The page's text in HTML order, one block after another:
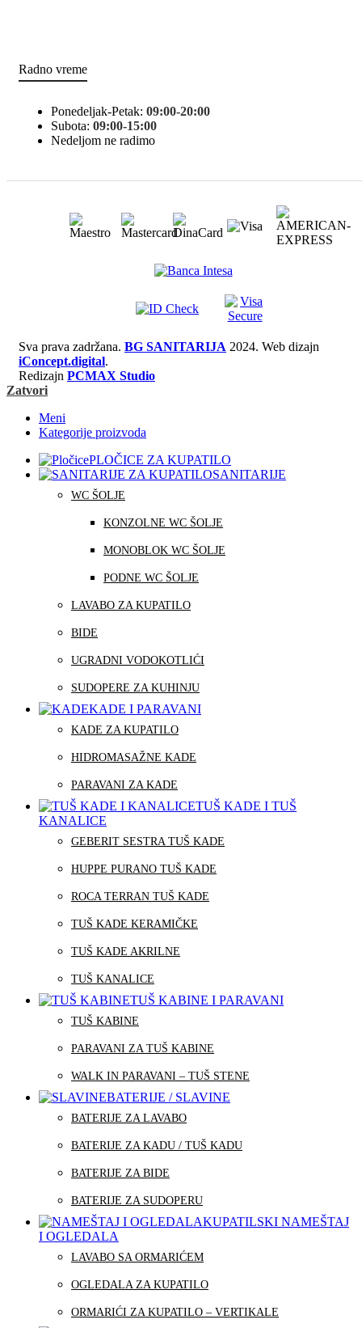
Radno vreme
Ponedeljak-Petak: 09:00-20:00
Subota: 09:00-15:00
Nedeljom ne radimo
Sva prava zadržana. BG SANITARIJA 2024. Web dizajn
iConcept.digital.
Redizajn PCMAX Studio
Zatvori
Meni
Kategorije proizvoda
PLOČICE ZA KUPATILO
SANITARIJE
WC ŠOLJE
KONZOLNE WC ŠOLJE
MONOBLOK WC ŠOLJE
PODNE WC ŠOLJE
LAVABO ZA KUPATILO
BIDE
UGRADNI VODOKOTLIĆI
SUDOPERE ZA KUHINJU
KADE I PARAVANI
KADE ZA KUPATILO
HIDROMASAŽNE KADE
PARAVANI ZA KADE
TUŠ KADE I TUŠ
KANALICE
GEBERIT SESTRA TUŠ KADE
HUPPE PURANO TUŠ KADE
ROCA TERRAN TUŠ KADE
TUŠ KADE KERAMIČKE
TUŠ KADE AKRILNE
TUŠ KANALICE
TUŠ KABINE I PARAVANI
TUŠ KABINE
PARAVANI ZA TUŠ KABINE
WALK IN PARAVANI – TUŠ STENE
BATERIJE / SLAVINE
BATERIJE ZA LAVABO
BATERIJE ZA KADU / TUŠ KADU
BATERIJE ZA BIDE
BATERIJE ZA SUDOPERU
KUPATILSKI NAMEŠTAJ
I OGLEDALA
LAVABO SA ORMARIĆEM
OGLEDALA ZA KUPATILO
ORMARIĆI ZA KUPATILO – VERTIKALE